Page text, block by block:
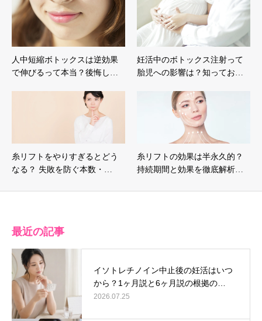
人中短縮ボトックスは逆効果
で伸びるって本当？後悔し…
妊活中のボトックス注射って
胎児への影響は？知ってお…
糸リフトをやりすぎるとどう
なる？ 失敗を防ぐ本数・…
糸リフトの効果は半永久的？
持続期間と効果を徹底解析…
最近の記事
イソトレチノイン中止後の妊活はいつ
から？1ヶ月説と6ヶ月説の根拠の…
2026.07.25